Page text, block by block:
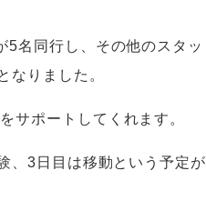
5名同行し、その他のスタッ
なりました。
サポートしてくれます。
、3日目は移動という予定が